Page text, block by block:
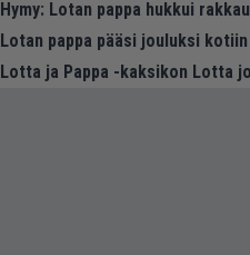
Hymy: Lotan pappa hukkui
Lotan pappa pääsi jouluksi
Lotta ja Pappa -kaksikon Lotta